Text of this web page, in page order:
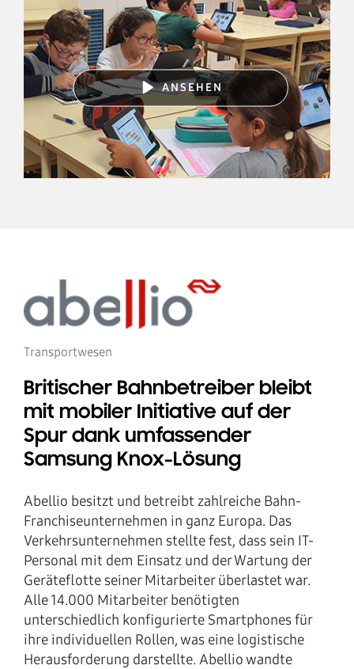
ANSEHEN
Transportwesen
Britischer Bahnbetreiber bleibt
mit mobiler Initiative auf der
Spur dank umfassender
Samsung Knox-Lösung
Abellio besitzt und betreibt zahlreiche Bahn-
Franchiseunternehmen in ganz Europa. Das
Verkehrsunternehmen stellte fest, dass sein IT-
Personal mit dem Einsatz und der Wartung der
Geräteflotte seiner Mitarbeiter überlastet war.
Alle 14.000 Mitarbeiter benötigten
unterschiedlich konfigurierte Smartphones für
ihre individuellen Rollen, was eine logistische
Herausforderung darstellte. Abellio wandte